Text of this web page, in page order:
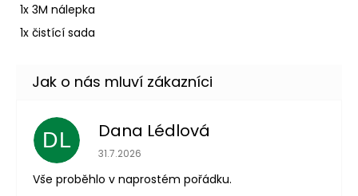
1x 3M nálepka
1x čistící sada
DL Dana Lédlová
Hodnocení obchodu je 5 z 5 hvězdiček.
31.7.2026
Vše proběhlo v naprostém pořádku.